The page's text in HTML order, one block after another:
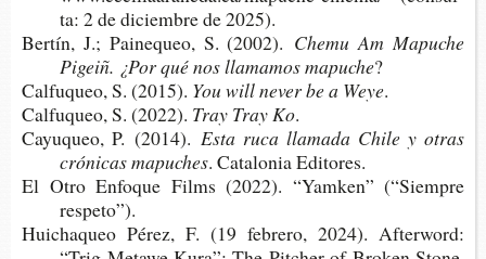
ta: 2 de diciem­bre de 2025).
Ber­tín, J.; Pai­ne­queo, S. (2002). Chemu Am Mapu­che
Pigeiñ. ¿Por qué nos lla­ma­mos mapuche?
Cal­fu­queo, S. (2015). You will never be a Weye.
Cal­fu­queo, S. (2022). Tray Tray Ko.
Cayu­queo, P. (2014). Esta ruca lla­ma­da Chile y otras
cró­ni­cas mapuches. Cata­lo­nia Editores.
El Otro Enfo­que Films (2022). “Yam­ken” (“Siem­pre
respeto”).
Hui­cha­queo Pérez, F. (19 febre­ro, 2024). After­word: